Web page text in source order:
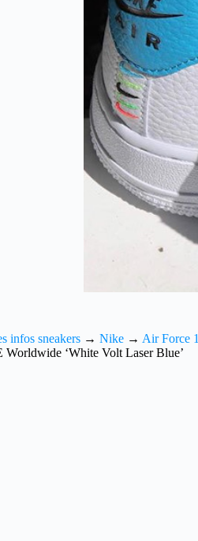
infos sneakers → Nike → Air Force 1
‘White Volt Laser Blue’